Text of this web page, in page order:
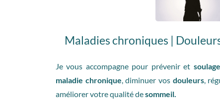
Maladies chroniques |
Je vous accompagne pour prévenir et
maladie chronique , diminuer vos douleurs,
améliorer votre qualité desommeil.